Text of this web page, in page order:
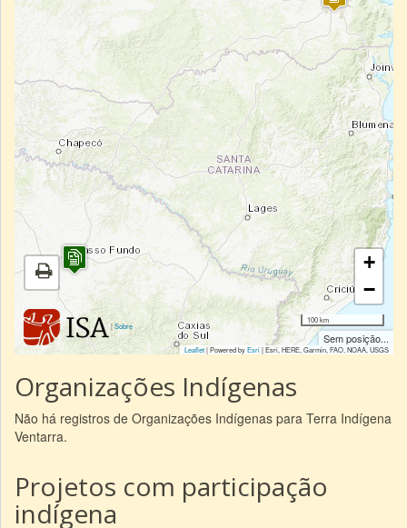
|Sobre
+
−
100 km
Sem posição...
Leaflet| Powered byEsri|Esri, HERE, Garmin, FAO, NOAA, USGS
Organizações Indígenas
Não há registros de Organizações Indígenas para Terra Indígena
Ventarra.
Projetos com participação
indígena